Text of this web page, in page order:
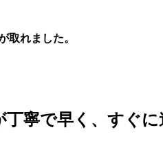
取れました。
寧で早く、すぐに